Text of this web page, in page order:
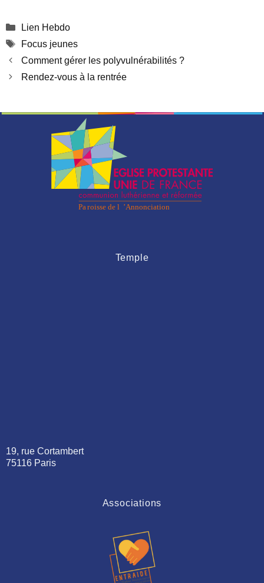
Catégories
Lien Hebdo
Étiquettes
Focus jeunes
Comment gérer les polyvulnérabilités ?
Rendez-vous à la rentrée
Temple
19, rue Cortambert
75116 Paris
Associations